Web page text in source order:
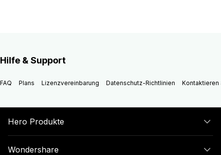
Hilfe & Support
FAQ Plans Lizenzvereinbarung Datenschutz-Richtlinien Kontaktieren
Hero Produkte
Wondershare